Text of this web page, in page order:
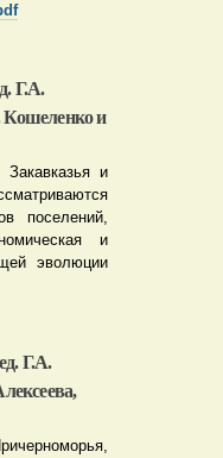
Г.А.
и
и
поселений,
и
эволюции
Г.А.